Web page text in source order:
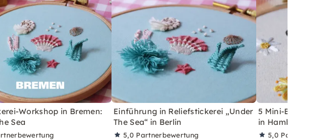
Workshop in Bremen:
Sea
Einführung in Reliefstickerei „Under
The Sea“ in Berlin
5,0 Partnerbewertung
5 Mini-
in Hamburg
5,0